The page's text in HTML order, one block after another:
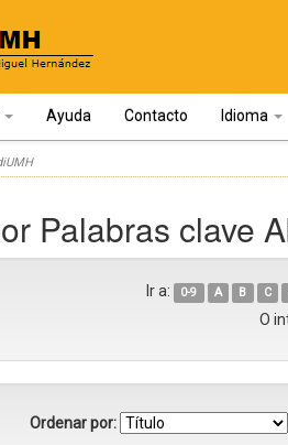
Ayuda Contacto Idioma
Palabras clave
Ir a: 0-9 A B C
O
Ordenar por: